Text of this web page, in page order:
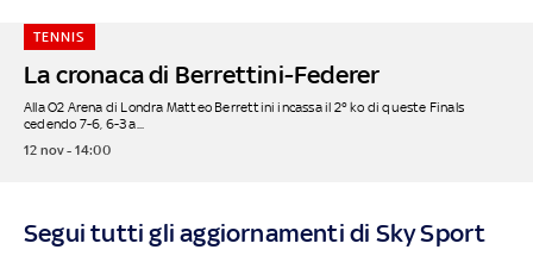
La cronaca di Berrettini-Federer
TENNIS
Alla O2 Arena di Londra Matteo Berrettini incassa il 2° ko di queste Finals
cedendo 7-6, 6-3 a...
12 nov - 14:00
Segui tutti gli aggiornamenti di Sky Sport